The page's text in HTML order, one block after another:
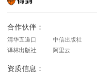
合作伙伴：
清华五道口 中信出版社
译林出版社
阿里云
资质信息：